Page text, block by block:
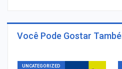
Você Pode Gostar
UNCATEGORIZED